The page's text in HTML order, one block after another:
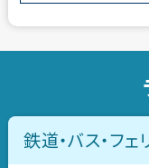
鉄道・バス・フ